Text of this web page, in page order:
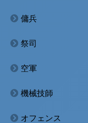
傭兵
祭司
空軍
機械技師
オフェンス